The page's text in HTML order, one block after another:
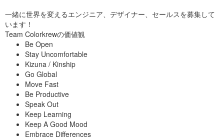
一緒に世界を変えるエンジニア、デザイナー、セールスを募集して
います！
Team Colorkrewの価値観
Be Open
Stay Uncomfortable
Kizuna / Kinship
Go Global
Move Fast
Be Productive
Speak Out
Keep Learning
Keep A Good Mood
Embrace Differences